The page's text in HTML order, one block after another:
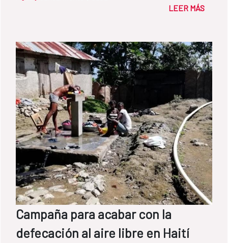
LEER MÁS
Campaña para acabar con la
defecación al aire libre en Haití